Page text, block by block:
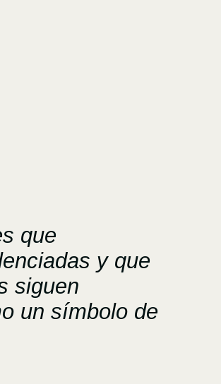
que
y que
siguen
un símbolo de